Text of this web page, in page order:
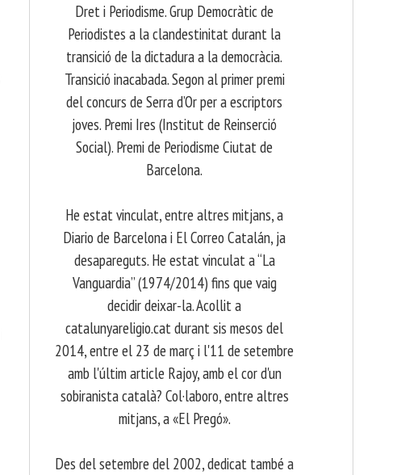
Dret i Periodisme. Grup Democràtic de
Periodistes a la clandestinitat durant la
transició de la dictadura a la democràcia.
Transició inacabada. Segon al primer premi
del concurs de Serra d’Or per a escriptors
joves. Premi Ires (Institut de Reinserció
Social). Premi de Periodisme Ciutat de
Barcelona.
​ He estat vinculat, entre altres mitjans, a
Diario de Barcelona i El Correo Catalán, ja
desapareguts. He estat vinculat a “La
Vanguardia” (1974/2014) fins que vaig
decidir deixar-la. Acollit a
catalunyareligio.cat durant sis mesos del
2014, entre el 23 de març i l'11 de setembre
amb l'últim article Rajoy, amb el cor d'un
sobiranista català? Col·laboro, entre altres
mitjans, a «El Pregó».
​ Des del setembre del 2002, dedicat també a